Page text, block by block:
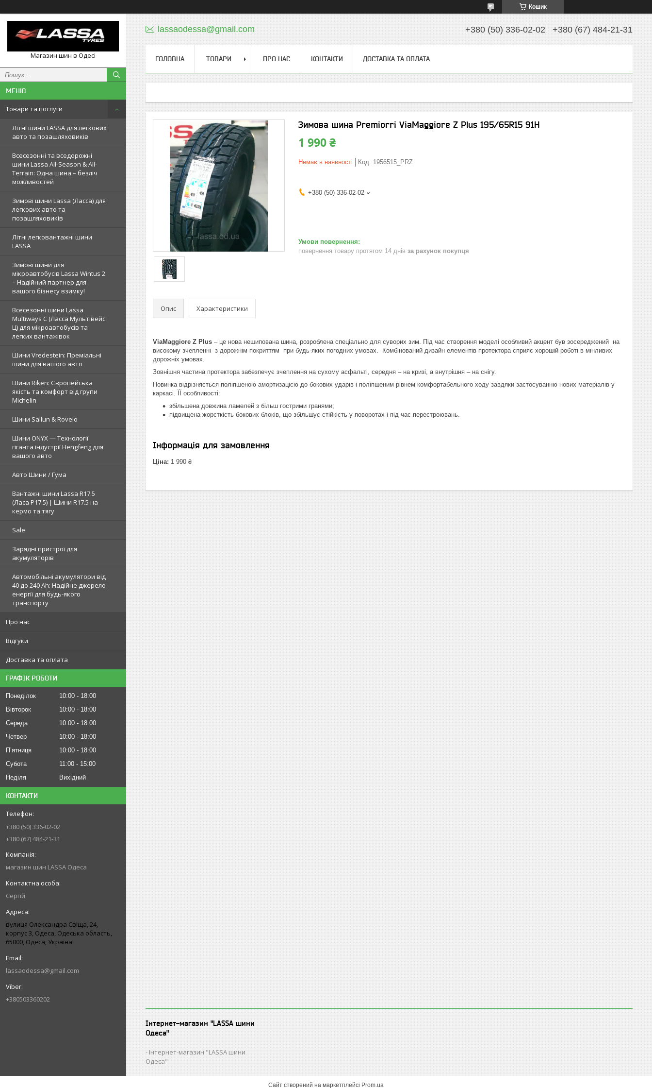
Кошик
Магазин шин в Одесі
Товари та послуги
Літні шини LASSA для легкових
авто та позашляховиків
Всесезонні та вседорожні
шини Lassa All-Season & All-
Terrain: Одна шина – безліч
можливостей
Зимові шини Lassa (Ласса) для
легкових авто та
позашляховиків
Літні легковантажні шини
LASSA
Зимові шини для
мікроавтобусів Lassa Wintus 2
– Надійний партнер для
вашого бізнесу взимку!
Всесезонні шини Lassa
Multiways C (Ласса Мультівейс
Ц) для мікроавтобусів та
легких вантажівок
Шини Vredestein: Преміальні
шини для вашого авто
Шини Riken: Європейська
якість та комфорт від групи
Michelin
Шини Sailun & Rovelo
Шини ONYX — Технології
гіганта індустрії Hengfeng для
вашого авто
Авто Шини / Гума
Вантажні шини Lassa R17.5
(Ласа Р17.5) | Шини R17.5 на
кермо та тягу
Sale
Зарядні пристрої для
акумуляторів
Автомобільні акумулятори від
40 до 240 Ah: Надійне джерело
енергії для будь-якого
транспорту
Про нас
Відгуки
Доставка та оплата
ГРАФІК РОБОТИ
Понеділок 10:00
18:00
Вівторок
10:00
18:00
Середа
10:00
18:00
Четвер
10:00
18:00
Пʼятниця
10:00
18:00
Субота
11:00
15:00
Неділя
Вихідний
КОНТАКТИ
+380 (50) 336-02-02
+380 (67) 484-21-31
магазин шин LASSA Одеса
Сергій
вулиця Олександра Свіща, 24,
корпус 3, Одеса, Одеська область,
65000, Одеса, Україна
lassaodessa@gmail.com
+380503360202
lassaodessa@gmail.com +380 (50) 336-02-02 +380 (67) 484-21-31
ГОЛОВНА ТОВАРИ ПРО НАС КОНТАКТИ ДОСТАВКА ТА ОПЛАТА
Зимова шина Premiorri ViaMaggiore Z Plus 195/65R15 91H
1 990 ₴
Немає в наявності Код: 1956515_PRZ
+380 (50) 336-02-02
повернення товару протягом 14 днів за рахунок покупця
Опис Характеристики
ViaMaggiore Z Plus – це нова нешипована шина, розроблена спеціально для суворих зим. Під час створення моделі особливий акцент був зосереджений на
високому зчепленні з дорожнім покриттям при будь-яких погодних умовах. Комбінований дизайн елементів протектора сприяє хорошій роботі в мінливих
дорожніх умовах.
Зовнішня частина протектора забезпечує зчеплення на сухому асфальті, середня – на кризі, а внутрішня – на снігу.
Новинка відрізняється поліпшеною амортизацією до бокових ударів і поліпшеним рівнем комфортабельного ходу завдяки застосуванню нових матеріалів у
каркасі. ЇЇ особливості:
збільшена довжина ламелей з більш гострими гранями;
підвищена жорсткість бокових блоків, що збільшує стійкість у поворотах і під час перестроювань.
Інформація для замовлення
Ціна: 1 990 ₴
Інтернет-магазин "LASSA шини
Одеса"
Інтернет-магазин "LASSA шини
Одеса"
Сайт створений на маркетплейсі Prom.ua